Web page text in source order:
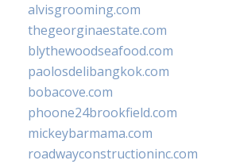
alvisgrooming.com
thegeorginaestate.com
blythewoodseafood.com
paolosdelibangkok.com
bobacove.com
phoone24brookfield.com
mickeybarmama.com
roadwayconstructioninc.com